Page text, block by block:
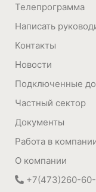
Телепрограмма
Написать
Контакты
Новости
Подключенные
Частный сектор
Документы
Работа в
О компании
+7(473)260-